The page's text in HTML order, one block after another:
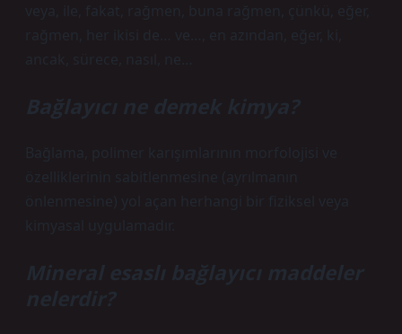
veya, ile, fakat, rağmen, buna rağmen, çünkü, eğer,
rağmen, her ikisi de… ve…, en azından, eğer, ki,
ancak, sürece, nasıl, ne…
Bağlayıcı ne demek kimya?
Bağlama, polimer karışımlarının morfolojisi ve
özelliklerinin sabitlenmesine (ayrılmanın
önlenmesine) yol açan herhangi bir fiziksel veya
kimyasal uygulamadır.
Mineral esaslı bağlayıcı maddeler
nelerdir?